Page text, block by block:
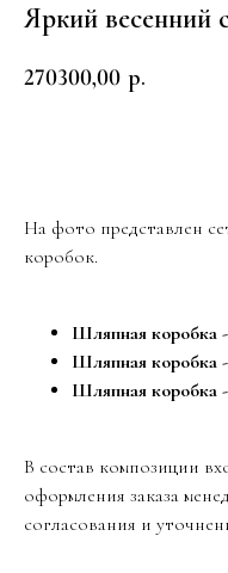
Яркий весенний
270300,00 р.
На фото представлен
коробок.
Шляпная коробка -
Шляпная коробка -
Шляпная коробка -
В состав композиции
оформления заказа
согласования и